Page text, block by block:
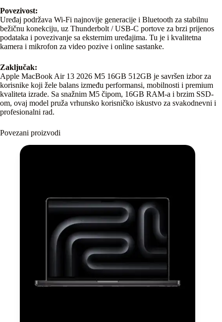
Povezivost:
Uređaj podržava Wi-Fi najnovije generacije i Bluetooth za stabilnu
bežičnu konekciju, uz Thunderbolt / USB-C portove za brzi prijenos
podataka i povezivanje sa eksternim uređajima. Tu je i kvalitetna
kamera i mikrofon za video pozive i online sastanke.
Zaključak:
Apple MacBook Air 13 2026 M5 16GB 512GB je savršen izbor za
korisnike koji žele balans između performansi, mobilnosti i premium
kvaliteta izrade. Sa snažnim M5 čipom, 16GB RAM-a i brzim SSD-
om, ovaj model pruža vrhunsko korisničko iskustvo za svakodnevni i
profesionalni rad.
Povezani proizvodi